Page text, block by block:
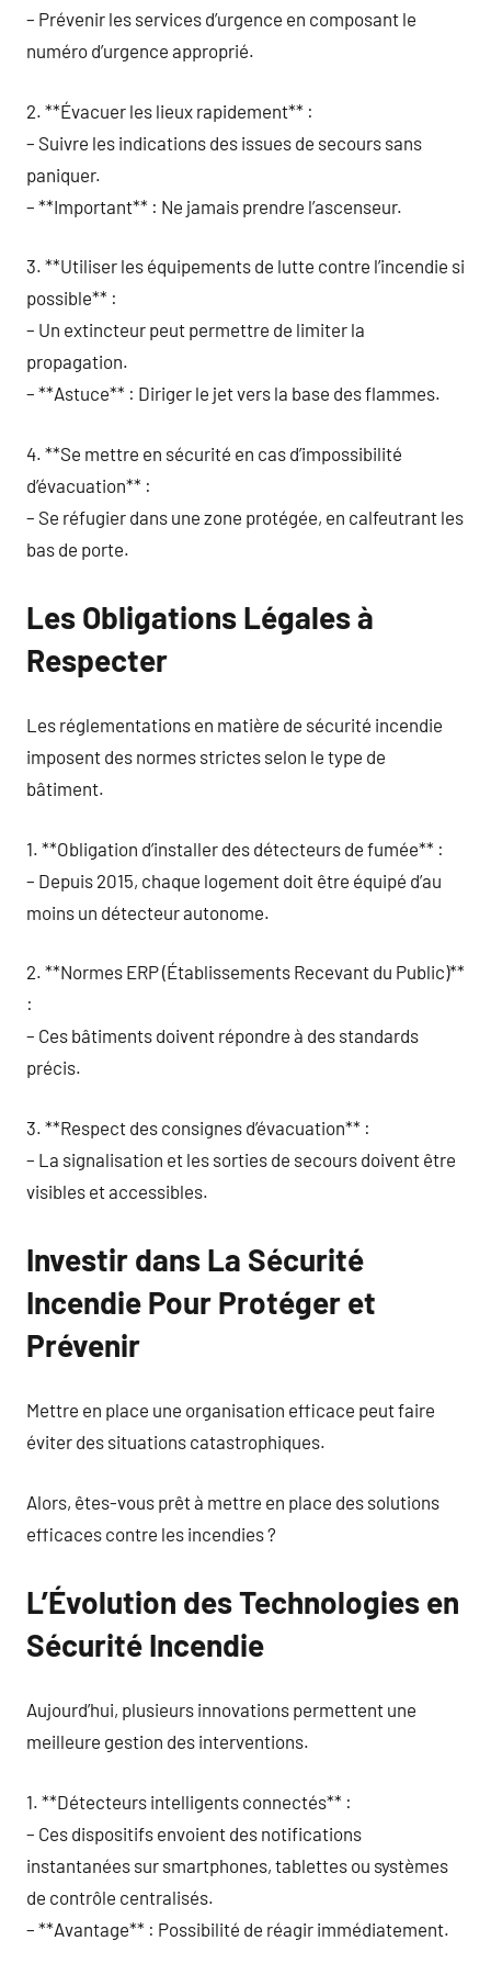
– Prévenir les services d’urgence en composant le
numéro d’urgence approprié.
2. **Évacuer les lieux rapidement** :
– Suivre les indications des issues de secours sans
paniquer.
– **Important** : Ne jamais prendre l’ascenseur.
3. **Utiliser les équipements de lutte contre l’incendie si
possible** :
– Un extincteur peut permettre de limiter la
propagation.
– **Astuce** : Diriger le jet vers la base des flammes.
4. **Se mettre en sécurité en cas d’impossibilité
d’évacuation** :
– Se réfugier dans une zone protégée, en calfeutrant les
bas de porte.
Les Obligations Légales à
Respecter
Les réglementations en matière de sécurité incendie
imposent des normes strictes selon le type de
bâtiment.
1. **Obligation d’installer des détecteurs de fumée** :
– Depuis 2015, chaque logement doit être équipé d’au
moins un détecteur autonome.
2. **Normes ERP (Établissements Recevant du Public)**
:
– Ces bâtiments doivent répondre à des standards
précis.
3. **Respect des consignes d’évacuation** :
– La signalisation et les sorties de secours doivent être
visibles et accessibles.
Investir dans La Sécurité
Incendie Pour Protéger et
Prévenir
Mettre en place une organisation efficace peut faire
éviter des situations catastrophiques.
Alors, êtes-vous prêt à mettre en place des solutions
efficaces contre les incendies ?
L’Évolution des Technologies en
Sécurité Incendie
Aujourd’hui, plusieurs innovations permettent une
meilleure gestion des interventions.
1. **Détecteurs intelligents connectés** :
– Ces dispositifs envoient des notifications
instantanées sur smartphones, tablettes ou systèmes
de contrôle centralisés.
– **Avantage** : Possibilité de réagir immédiatement.